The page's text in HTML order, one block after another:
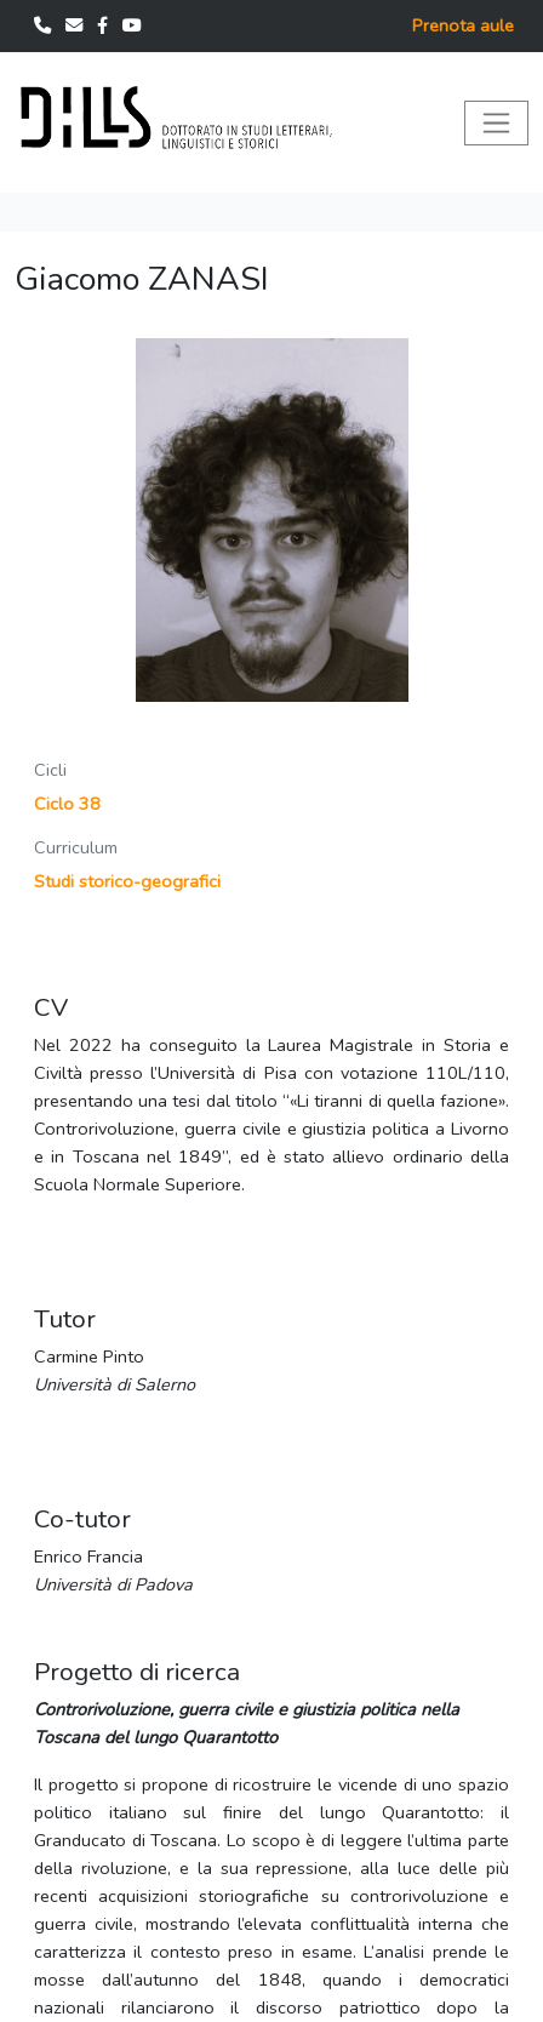
Prenota aule
Giacomo ZANASI
Cicli
Ciclo 38
Curriculum
Studi storico-geografici
CV
Nel 2022 ha conseguito la Laurea Magistrale in Storia e
Civiltà presso l’Università di Pisa con votazione 110L/110,
presentando una tesi dal titolo “«Li tiranni di quella fazione».
Controrivoluzione, guerra civile e giustizia politica a Livorno
e in Toscana nel 1849”, ed è stato allievo ordinario della
Scuola Normale Superiore.
Tutor
Carmine Pinto
Università di Salerno
Co-tutor
Enrico Francia
Università di Padova
Progetto di ricerca
Controrivoluzione, guerra civile e giustizia politica nella
Toscana del lungo Quarantotto
Il progetto si propone di ricostruire le vicende di uno spazio
politico italiano sul finire del lungo Quarantotto: il
Granducato di Toscana. Lo scopo è di leggere l’ultima parte
della rivoluzione, e la sua repressione, alla luce delle più
recenti acquisizioni storiografiche su controrivoluzione e
guerra civile, mostrando l’elevata conflittualità interna che
caratterizza il contesto preso in esame. L’analisi prende le
mosse dall’autunno del 1848, quando i democratici
nazionali rilanciarono il discorso patriottico dopo la